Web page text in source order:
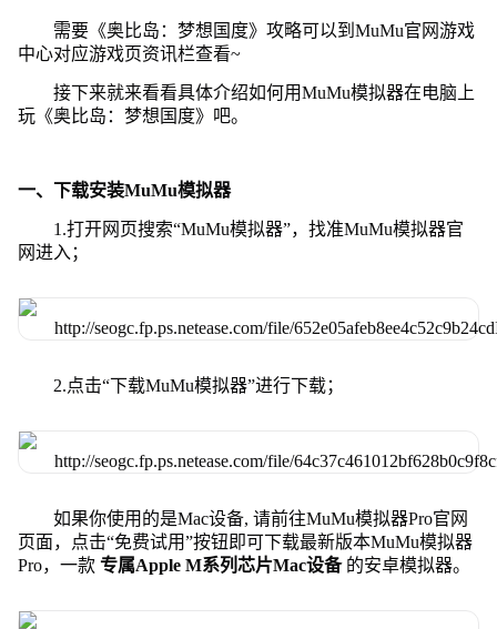
需要《奥比岛：梦想国度》攻略可以到MuMu官网游戏
中心对应游戏页资讯栏查看~
接下来就来看看具体介绍如何用MuMu模拟器在电脑上
玩《奥比岛：梦想国度》吧。
一、下载安装MuMu模拟器
1.打开网页搜索“MuMu模拟器”，找准MuMu模拟器官
网进入；
2.点击“下载MuMu模拟器”进行下载；
如果你使用的是Mac设备, 请前往MuMu模拟器Pro官网
页面，点击“免费试用”按钮即可下载最新版本MuMu模拟器
Pro，一款 专属Apple M系列芯片Mac设备 的安卓模拟器。